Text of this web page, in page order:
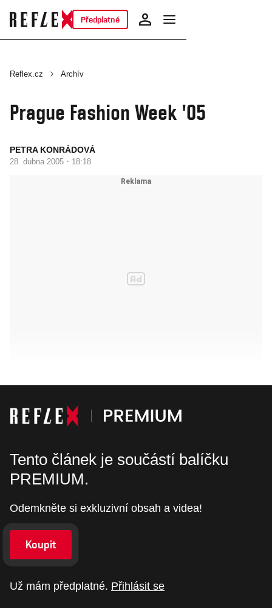
Předplatné
Reflex.cz Archív
Prague Fashion Week '05
PETRA KONRÁDOVÁ
28. dubna 2005 · 18:18
Tento článek je součástí balíčku
PREMIUM.
Odemkněte si exkluzivní obsah a videa!
Koupit
Už mám předplatné. Přihlásit se